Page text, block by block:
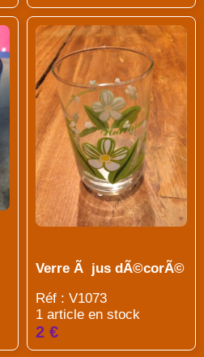
Verre Ã jus dÃ©corÃ©
Réf : V1073
1 article en stock
2 €